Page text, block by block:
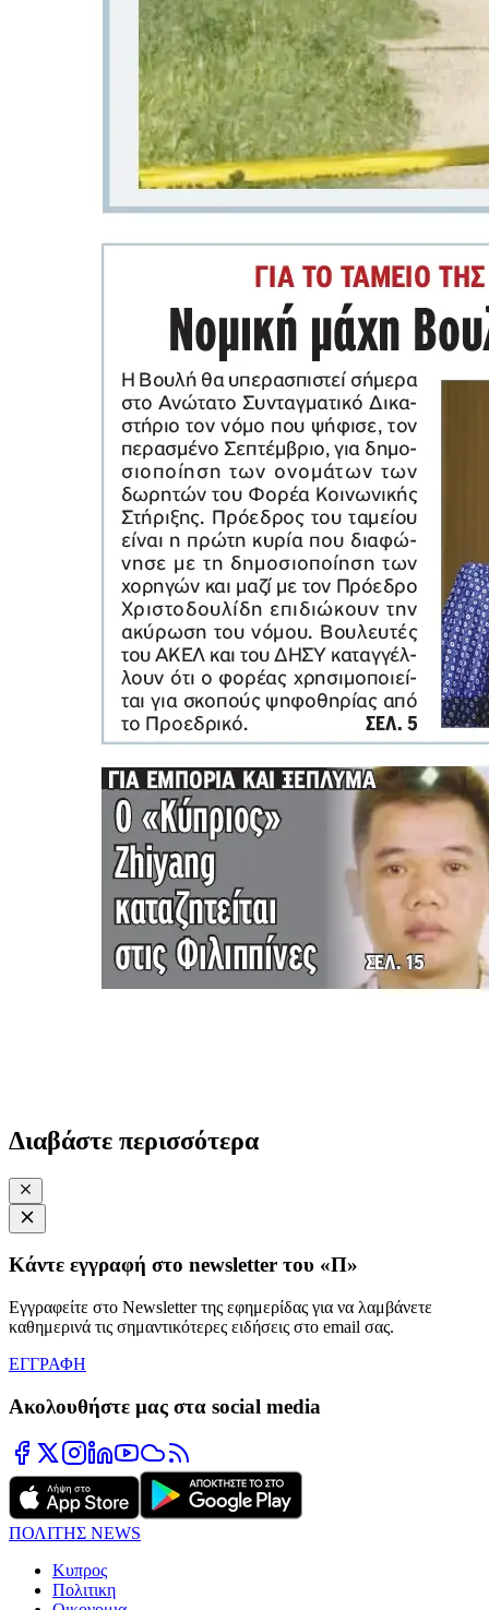
Διαβάστε περισσότερα
Κάντε εγγραφή στο newsletter του «Π»
Εγγραφείτε στο Newsletter της εφημερίδας για να λαμβάνετε
καθημερινά τις σημαντικότερες ειδήσεις στο email σας.
ΕΓΓΡΑΦΗ
Ακολουθήστε μας στα social media
ΠΟΛΙΤΗΣ NEWS
Κυπρος
Πολιτικη